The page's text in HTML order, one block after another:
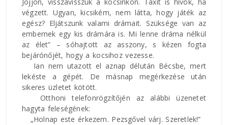
Jöjjön, visszavisszük a kocsinkon. Taxit is hívok, ha
végzett. Ugyan, kicsikém, nem látta, hogy játék az
egész? Eljátszunk valami drámait. Szüksége van az
embernek egy kis drámára is. Mi lenne dráma nélkül
az élet” – sóhajtott az asszony, s kézen fogta
bejárónőjét, hogy a kocsihoz vezesse.
Ian nem utazott el aznap délután Bécsbe, mert
lekéste a gépét. De másnap megérkezése után
sikeres üzletet kötött.
Otthoni telefonrögzítőjén az alábbi üzenetet
hagyta feleségének:
„Holnap este érkezem. Pezsgővel várj. Szeretlek!”